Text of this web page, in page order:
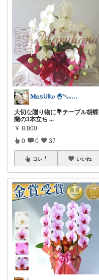
𝐌𝕒ѕᑌ𝕜𝑜 🐣⁼ᵌ₌₃𓈓ܤ
大切な贈り物に💐テーブル胡蝶
蘭の3本立ち ...
￥ 8,800
0 0 37
コレ いいね